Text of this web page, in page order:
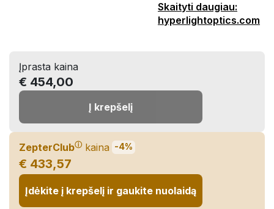
Skaityti daugiau:
hyperlightoptics.com
Įprasta kaina
€ 454,00
Į krepšelį
ZepterClubⓘ kaina -4%
€ 433,57
Įdėkite į krepšelį ir gaukite nuolaidą